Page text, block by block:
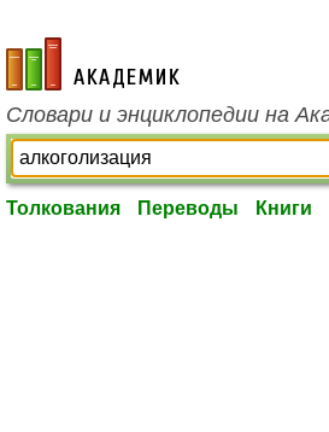
academic.ru
Словари и энциклопедии на
Толкования Переводы Книги